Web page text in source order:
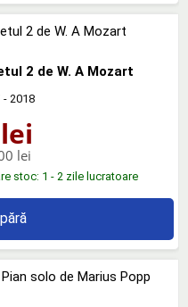
2 de W. A Mozart
- 2018
lei
lei
stoc: 1 - 2 zile lucratoare